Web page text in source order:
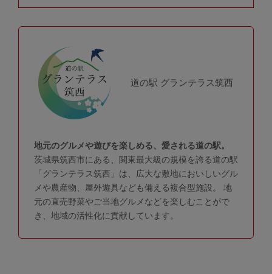
道の駅 グランテラス筑西
地元のグルメや遊びを楽しめる、愛される道の駅。
茨城県筑西市にある、関東最大級の規模を誇る道の駅
「グランテラス筑西」は、広大な敷地においしいグル
メや農産物、屋外遊具なども備える複合型施設。 地
元の直売野菜やご当地グルメなどを楽しむことがで
き、地域の活性化に貢献しています。